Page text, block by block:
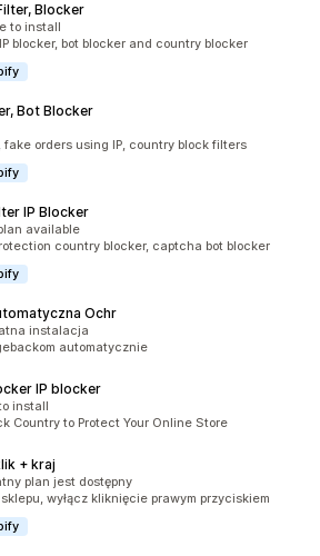
Blocker
1520
to install
blocker, bot blocker and country blocker
Bot Blocker
208
fake orders using IP, country block filters
IP Blocker
314
available
country blocker, captcha bot blocker
Ochr
88
instalacja
automatycznie
IP blocker
176
install
Country to Protect Your Online Store
+ kraj
74
plan jest dostępny
wyłącz kliknięcie prawym przyciskiem